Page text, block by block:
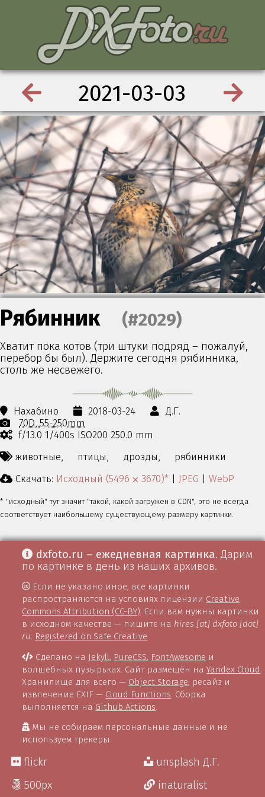
2021-03-03
Рябинник (#2029)
Хватит пока котов (три штуки подряд – пожалуй,
перебор бы был). Держите сегодня рябинника,
столь же несвежего.
Нахабино 2018-03-24
Д.Г.
70D 55-250mm
f/13.0 1/400s ISO200 250.0 mm
животные,
птицы, дрозды,
рябинники
Скачать: Исходный (5496 ⨉ 3670)* | JPEG | WebP
* "исходный" тут значит "такой, какой загружен в CDN", это не всегда
соответствует наибольшему существующему размеру картинки.
dxfoto.ru – ежедневная картинка. Дарим
по картинке в день из наших архивов.
Если не указано иное, все картинки
распространяются на условиях лицензии Creative
Commons Attribution (CC-BY). Если вам нужны картинки
в исходном качестве — пишите на hires [at] dxfoto [dot]
ru. Registered on Safe Creative
Сделано на Jekyll, PureCSS, FontAwesome и
волшебных пузырьках. Сайт размещён наYandex Cloud
Хранилище для всего — Object Storage, ресайз и
извлечение EXIF — Cloud Functions . Сборка
выполняется на Github Actions
Мы не собираем персональные данные и не
используем трекеры.
flickr
500px
unsplash Д.Г.
inaturalist